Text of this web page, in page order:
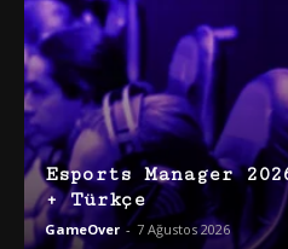
Esports Manager
+ Türkçe
GameOver - 7 Ağustos 2026